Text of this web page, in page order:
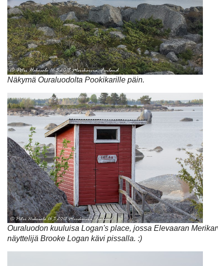
Näkymä Ouraluodolta Pookikarille päin.
Ouraluodon kuuluisa Logan's place, jossa Elevaaran
näyttelijä Brooke Logan kävi pissalla. :)